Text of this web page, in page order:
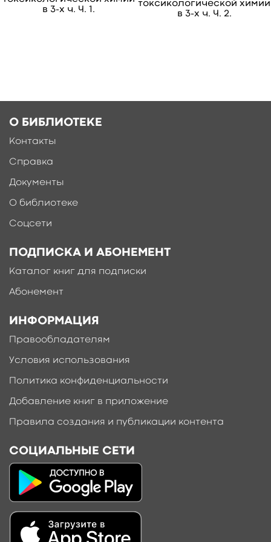
в 3-х ч. Ч. 1.
токсикологической химии
в 3-х ч. Ч. 2.
О БИБЛИОТЕКЕ
Контакты
Справка
Документы
О библиотеке
Соцсети
ПОДПИСКА И АБОНЕМЕНТ
Каталог книг для подписки
Абонемент
ИНФОРМАЦИЯ
Правообладателям
Условия использования
Политика конфиденциальности
Добавление книг в приложение
Правила создания и публикации контента
СОЦИАЛЬНЫЕ СЕТИ